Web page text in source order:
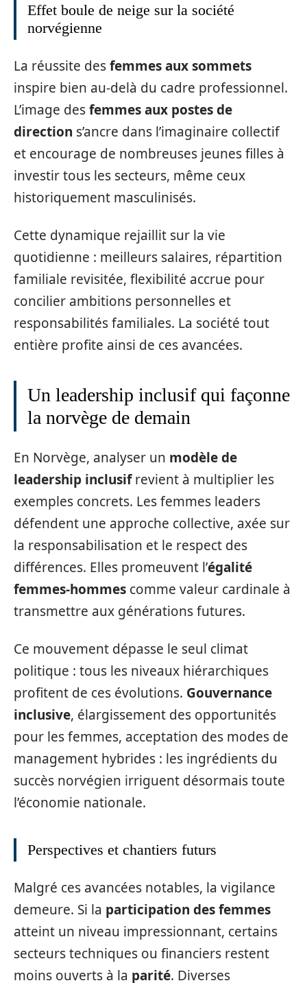
Effet boule de neige sur la société
norvégienne
La réussite desfemmes aux sommets
inspire bien au-delà du cadre professionnel.
L’image desfemmes aux postes de
direction s’ancre dans l’imaginaire collectif
et encourage de nombreuses jeunes filles à
investir tous les secteurs, même ceux
historiquement masculinisés.
Cette dynamique rejaillit sur la vie
quotidienne : meilleurs salaires, répartition
familiale revisitée, flexibilité accrue pour
concilier ambitions personnelles et
responsabilités familiales. La société tout
entière profite ainsi de ces avancées.
Un leadership inclusif qui façonne
la norvège de demain
En Norvège, analyser un modèle de
leadership inclusifrevient à multiplier les
exemples concrets. Les femmes leaders
défendent une approche collective, axée sur
la responsabilisation et le respect des
différences. Elles promeuvent l’égalité
femmes-hommes comme valeur cardinale à
transmettre aux générations futures.
Ce mouvement dépasse le seul climat
politique : tous les niveaux hiérarchiques
profitent de ces évolutions. Gouvernance
inclusive, élargissement des opportunités
pour les femmes, acceptation des modes de
management hybrides : les ingrédients du
succès norvégien irriguent désormais toute
l’économie nationale.
Perspectives et chantiers futurs
Malgré ces avancées notables, la vigilance
demeure. Si la participation des femmes
atteint un niveau impressionnant, certains
secteurs techniques ou financiers restent
moins ouverts à la parité. Diverses